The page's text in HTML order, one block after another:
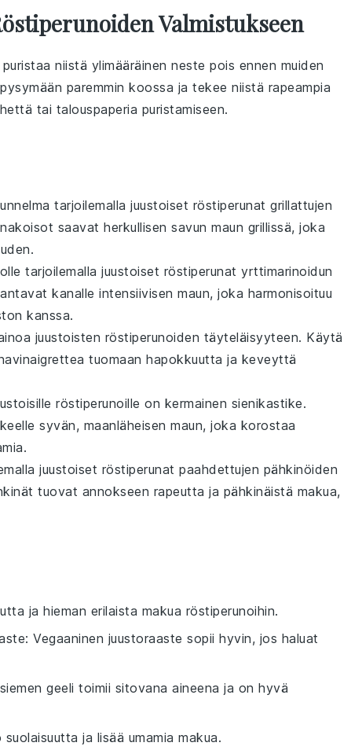
Valmistukseen
niistä ylimääräinen neste pois ennen muiden
pysymään paremmin koossa ja tekee niistä rapeampia
tai talouspaperia puristamiseen.
tarjoilemalla juustoiset röstiperunat grillattujen
saavat herkullisen savun maun grillissä, joka
.
tarjoilemalla juustoiset röstiperunat yrttimarinoidun
antavat kanalle intensiivisen maun, joka harmonisoituu
kanssa.
juustoisten röstiperunoiden täyteläisyyteen. Käytä
tuomaan hapokkuutta ja keveyttä
röstiperunoille on kermainen sienikastike.
syvän, maanläheisen maun, joka korostaa
.
juustoiset röstiperunat paahdettujen pähkinöiden
tuovat annokseen rapeutta ja pähkinäistä makua,
ja hieman erilaista makua röstiperunoihin.
: Vegaaninen juustoraaste sopii hyvin, jos haluat
geeli toimii sitovana aineena ja on hyvä
ja lisää umamia makua.